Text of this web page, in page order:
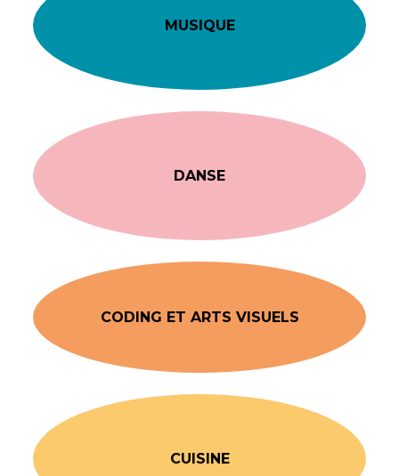
MUSIQUE
DANSE
CODING ET ARTS VISUELS
CUISINE